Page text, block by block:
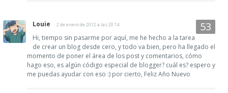
Louie 2 de enero de 2012 a las 20:14
Hi, tiempo sin pasarme por aquí, me he hecho a la tarea
de crear un blog desde cero, y todo va bien, pero ha llegado el
momento de poner el área de los post y comentarios, cómo
hago eso, es algún código especial de blogger? cuál es? espero y
me puedas ayudar con eso :) por cierto, Feliz Año Nuevo